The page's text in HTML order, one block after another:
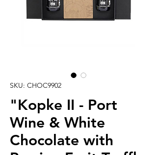
SKU: CHOC9902
"Kopke II - Port
Wine & White
Chocolate with